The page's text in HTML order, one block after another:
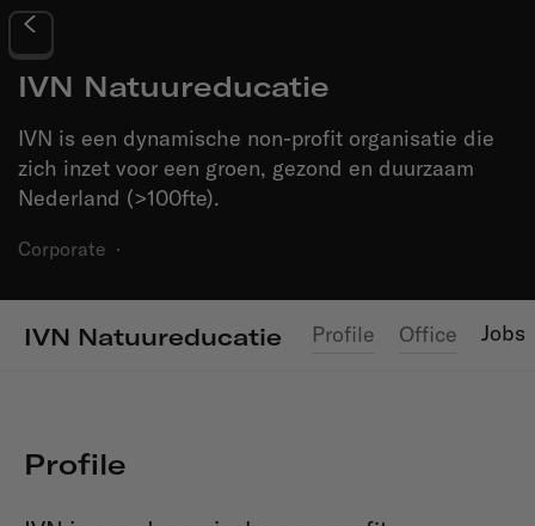
IVN Natuureducatie
IVN is een dynamische non-profit organisatie die
zich inzet voor een groen, gezond en duurzaam
Nederland (>100fte).
Corporate ·
IVN Natuureducatie Profile Office Jobs
Profile